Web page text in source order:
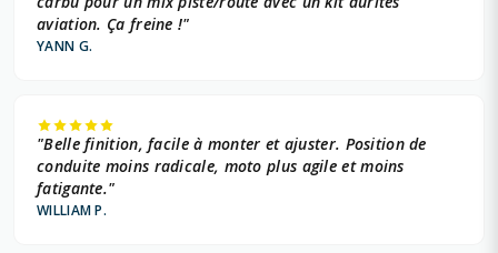
aviation. Ça freine !"
YANN G.
"Belle finition, facile à monter et ajuster. Position de
conduite moins radicale, moto plus agile et moins
fatigante."
WILLIAM P.